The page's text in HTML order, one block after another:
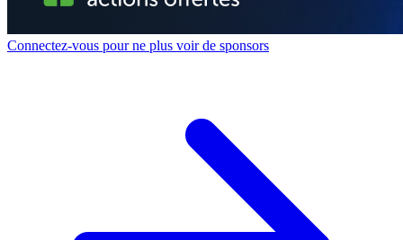
Connectez-vous pour ne plus voir de sponsors